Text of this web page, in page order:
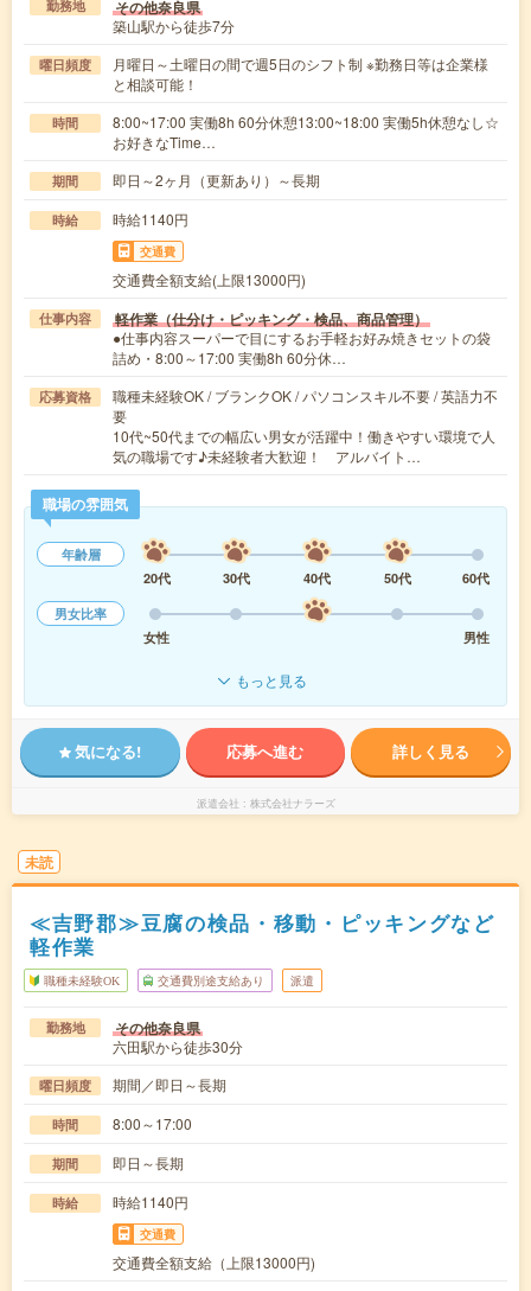
勤務地 その他奈良県
築山駅から徒歩7分
曜日頻度
月曜日～土曜日の間で週5日のシフト制 ※勤務日等は企業様
と相談可能！
時間
8:00~17:00 実働8h 60分休憩13:00~18:00 実働5h休憩なし☆
お好きなTime…
期間 即日～2ヶ月（更新あり）～長期
時給 時給1140円
交通費
交通費全額支給(上限13000円)
仕事内容 軽作業（仕分け・ピッキング・検品、商品管理）
●仕事内容スーパーで目にするお手軽お好み焼きセットの袋
詰め・8:00～17:00 実働8h 60分休…
応募資格
職種未経験OK / ブランクOK / パソコンスキル不要 / 英語力不
要
10代~50代までの幅広い男女が活躍中！働きやすい環境で人
気の職場です♪未経験者大歓迎！ アルバイト…
職場の雰囲気
年齢層
20代
30代 40代 50代
60代
男女比率
女性
男性
もっと見る
気になる! 応募へ進む 詳しく見る
派遣会社 株式会社ナラーズ
未読
≪吉野郡≫豆腐の検品・移動・ピッキングなど
軽作業
職種未経験OK 交通費別途支給あり 派遣
勤務地 その他奈良県
六田駅から徒歩30分
曜日頻度 期間／即日～長期
時間 8:00～17:00
期間 即日～長期
時給 時給1140円
交通費
交通費全額支給（上限13000円)